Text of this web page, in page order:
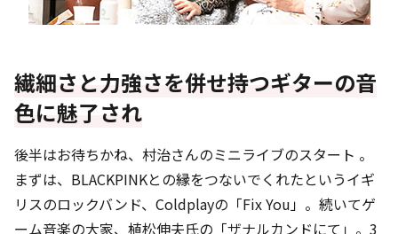
繊細さと力強さを併せ持つギターの音
色に魅了され
後半はお待ちかね、村治さんのミニライブのスタート 。
まずは、BLACKPINKとの縁をつないでくれたというイギ
リスのロックバンド、Coldplayの「Fix You」。続いてゲ
ーム音楽の大家、植松伸夫氏の「ザナルカンドにて」。3